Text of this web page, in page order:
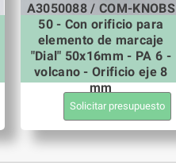
A3050088 / COM-KNOBS
50 - Con orificio para
elemento de marcaje
"Dial" 50x16mm - PA 6 -
volcano - Orificio eje 8
mm
Solicitar presupuesto